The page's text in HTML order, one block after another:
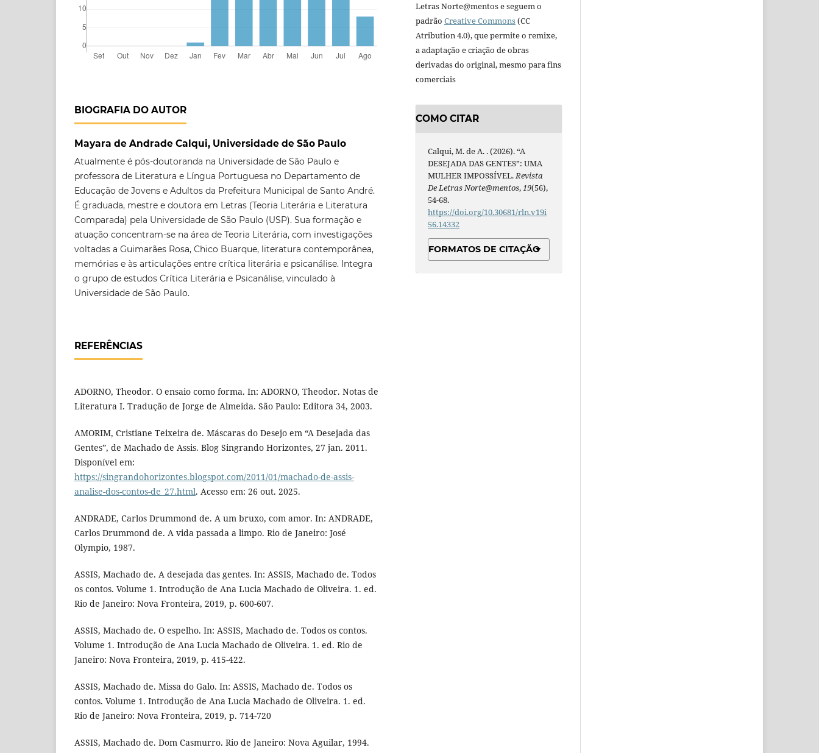
BIOGRAFIA DO AUTOR
Mayara de Andrade Calqui, Universidade de São Paulo
Atualmente é pós-doutoranda na Universidade de São Paulo e
professora de Literatura e Língua Portuguesa no Departamento de
Educação de Jovens e Adultos da Prefeitura Municipal de Santo André.
É graduada, mestre e doutora em Letras (Teoria Literária e Literatura
Comparada) pela Universidade de São Paulo (USP). Sua formação e
atuação concentram-se na área de Teoria Literária, com investigações
voltadas a Guimarães Rosa, Chico Buarque, literatura contemporânea,
memórias e às articulações entre crítica literária e psicanálise. Integra
o grupo de estudos Crítica Literária e Psicanálise, vinculado à
Universidade de São Paulo.
REFERÊNCIAS
ADORNO, Theodor. O ensaio como forma. In: ADORNO, Theodor. Notas de
Literatura I. Tradução de Jorge de Almeida. São Paulo: Editora 34, 2003.
AMORIM, Cristiane Teixeira de. Máscaras do Desejo em “A Desejada das
Gentes”, de Machado de Assis. Blog Singrando Horizontes, 27 jan. 2011.
Disponível em:
https://singrandohorizontes.blogspot.com/2011/01/machado-de-assis-
analise-dos-contos-de_27.html. Acesso em: 26 out. 2025.
ANDRADE, Carlos Drummond de. A um bruxo, com amor. In: ANDRADE,
Carlos Drummond de. A vida passada a limpo. Rio de Janeiro: José
Olympio, 1987.
ASSIS, Machado de. A desejada das gentes. In: ASSIS, Machado de. Todos
os contos. Volume 1. Introdução de Ana Lucia Machado de Oliveira. 1. ed.
Rio de Janeiro: Nova Fronteira, 2019, p. 600-607.
ASSIS, Machado de. O espelho. In: ASSIS, Machado de. Todos os contos.
Volume 1. Introdução de Ana Lucia Machado de Oliveira. 1. ed. Rio de
Janeiro: Nova Fronteira, 2019, p. 415-422.
ASSIS, Machado de. Missa do Galo. In: ASSIS, Machado de. Todos os
contos. Volume 1. Introdução de Ana Lucia Machado de Oliveira. 1. ed.
Rio de Janeiro: Nova Fronteira, 2019, p. 714-720
ASSIS, Machado de. Dom Casmurro. Rio de Janeiro: Nova Aguilar, 1994.
Letras Norte@mentos e seguem o
padrão Creative Commons(CC
Atribution 4.0), que permite o remixe,
a adaptação e criação de obras
derivadas do original, mesmo para fins
comerciais
COMO CITAR
Calqui, M. de A. . (2026). “A
DESEJADA DAS GENTES”: UMA
MULHER IMPOSSÍVEL. Revista
De Letras Norte@mentos, 19(56),
54-68.
https://doi.org/10.30681/rln.v19i
56.14332
FORMATOS DE CITAÇÃO